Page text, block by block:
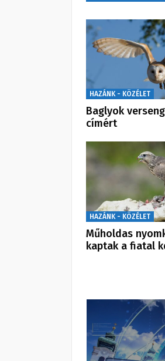
HAZÁNK - KÖZÉLET
Baglyok
címért
HAZÁNK - KÖZÉLET
Műholdas
kaptak a fiatal